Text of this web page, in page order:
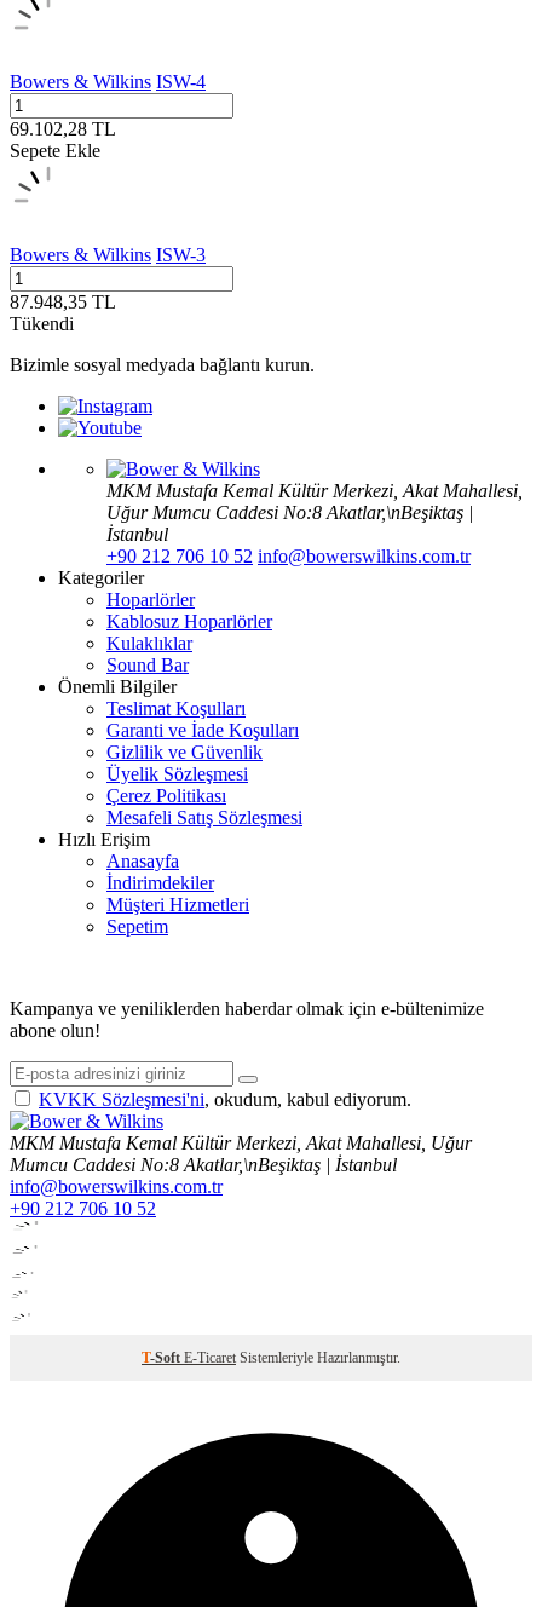
Bowers & Wilkins ISW-4
69.102,28 TL
Sepete Ekle
Bowers & Wilkins ISW-3
87.948,35 TL
Tükendi
Bizimle sosyal medyada bağlantı kurun.
MKM Mustafa Kemal Kültür Merkezi, Akat Mahallesi,
Uğur Mumcu Caddesi No:8 Akatlar,\nBeşiktaş |
İstanbul
+90 212 706 10 52 info@bowerswilkins.com.tr
Kategoriler
Hoparlörler
Kablosuz Hoparlörler
Kulaklıklar
Sound Bar
Önemli Bilgiler
Teslimat Koşulları
Garanti ve İade Koşulları
Gizlilik ve Güvenlik
Üyelik Sözleşmesi
Çerez Politikası
Mesafeli Satış Sözleşmesi
Hızlı Erişim
Anasayfa
İndirimdekiler
Müşteri Hizmetleri
Sepetim
Kampanya ve yeniliklerden haberdar olmak için e-bültenimize
abone olun!
KVKK Sözleşmesi'ni, okudum, kabul ediyorum.
MKM Mustafa Kemal Kültür Merkezi, Akat Mahallesi, Uğur
Mumcu Caddesi No:8 Akatlar,\nBeşiktaş | İstanbul
info@bowerswilkins.com.tr
+90 212 706 10 52
T-Soft E-Ticaret Sistemleriyle Hazırlanmıştır.